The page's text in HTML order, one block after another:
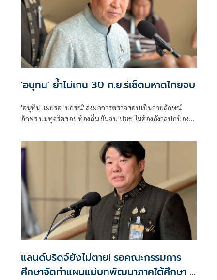
'อนุทิน' ย้ำไม่เกิน 30 ก.ย.รีเซ็ตมหาดไทยจบ
'อนุทิน' เผยรอ 'ปกรณ์' ส่งผลการตรวจสอบเป็นลายลักษณ์
อักษร ปมทุจริตสอบท้องถิ่น ยันจบ ปชช.ไม่ต้องกังวลปกป้อง
เต้นได้ ชี้รีเซ็ต มท.จบใน ก.ย.นี้
แลนด์บริดจ์ยังไม่ตาย! รอคณะกรรมการ
ศึกษาจัดทำแผนแม่บทพัฒนาภาคใต้ศึกษา 1